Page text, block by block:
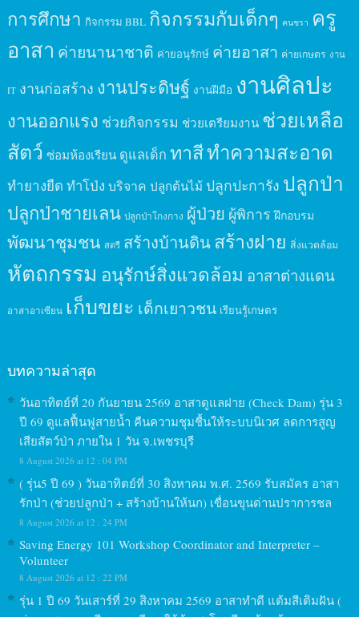
การศึกษา กิจกรรม BBL กิจกรรมกับเด็กๆ คนชรา ครู
อาสา ค่ายนานาชาติ ค่ายอนุรักษ์ ค่ายอาสา ค่ายเกษตร งาน
IT งานก่อสร้าง งานประดิษฐ์ งานฝีมือ งานศิลปะ
งานออกแรง ช่วยกิจกรรม ช่วยเตรียมงาน ช่วยเหลือ
สัตว์ ซ่อมห้องเรียน ดูแลเด็ก ทาสีทำความสะอาด
ทำยางยืด ทำโป่ง บริจาค ปลูกต้นไม้ ปลูกปะการัง ปลูกป่า
ปลูกป่าชายเลน ปลูกป่าโกงกาง ผู้ป่วย ผู้พิการ ฝึกอบรม
พัฒนาชุมชน สตรี สร้างบ้านดินสร้างฝาย สิ่งแวดล้อม
หัตถกรรม อนุรักษ์สิ่งแวดล้อม อาสาต่างแดน
อาสาอาเซียน เก็บขยะ เด็กเยาวชน เรียนรู้เกษตร
บทความล่าสุด
วันอาทิตย์ที่ 20 กันยายน 2569 อาสาดูแลฝาย (Check Dam) รุ่น 3
ปี 69 ดูแลฟื้นฟูสายน้ำ คืนความชุมชื้นให้ระบบนิเวศ ลดการสูญ
เสียสัตว์ป่า ภายใน 1 วัน จ.เพชรบุรี
8 August 2026 at 12 : 04 PM
( รุ่น5 ปี 69 ) วันอาทิตย์ที่ 30 สิงหาคม พ.ศ. 2569 รับสมัคร อาสา
รักป่า (ช่วยปลูกป่า + สร้างบ้านให้นก) เขื่อนขุนด่านปราการชล
8 August 2026 at 12 : 24 PM
Saving Energy 101 Workshop Coordinator and Interpreter –
Volunteer
8 August 2026 at 12 : 22 PM
รุ่น 1 ปี 69 วันเสาร์ที่ 29 สิงหาคม 2569 อาสาทำดี แต้มสีเติมฝัน (